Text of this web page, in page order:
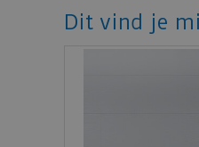
Dit vind je